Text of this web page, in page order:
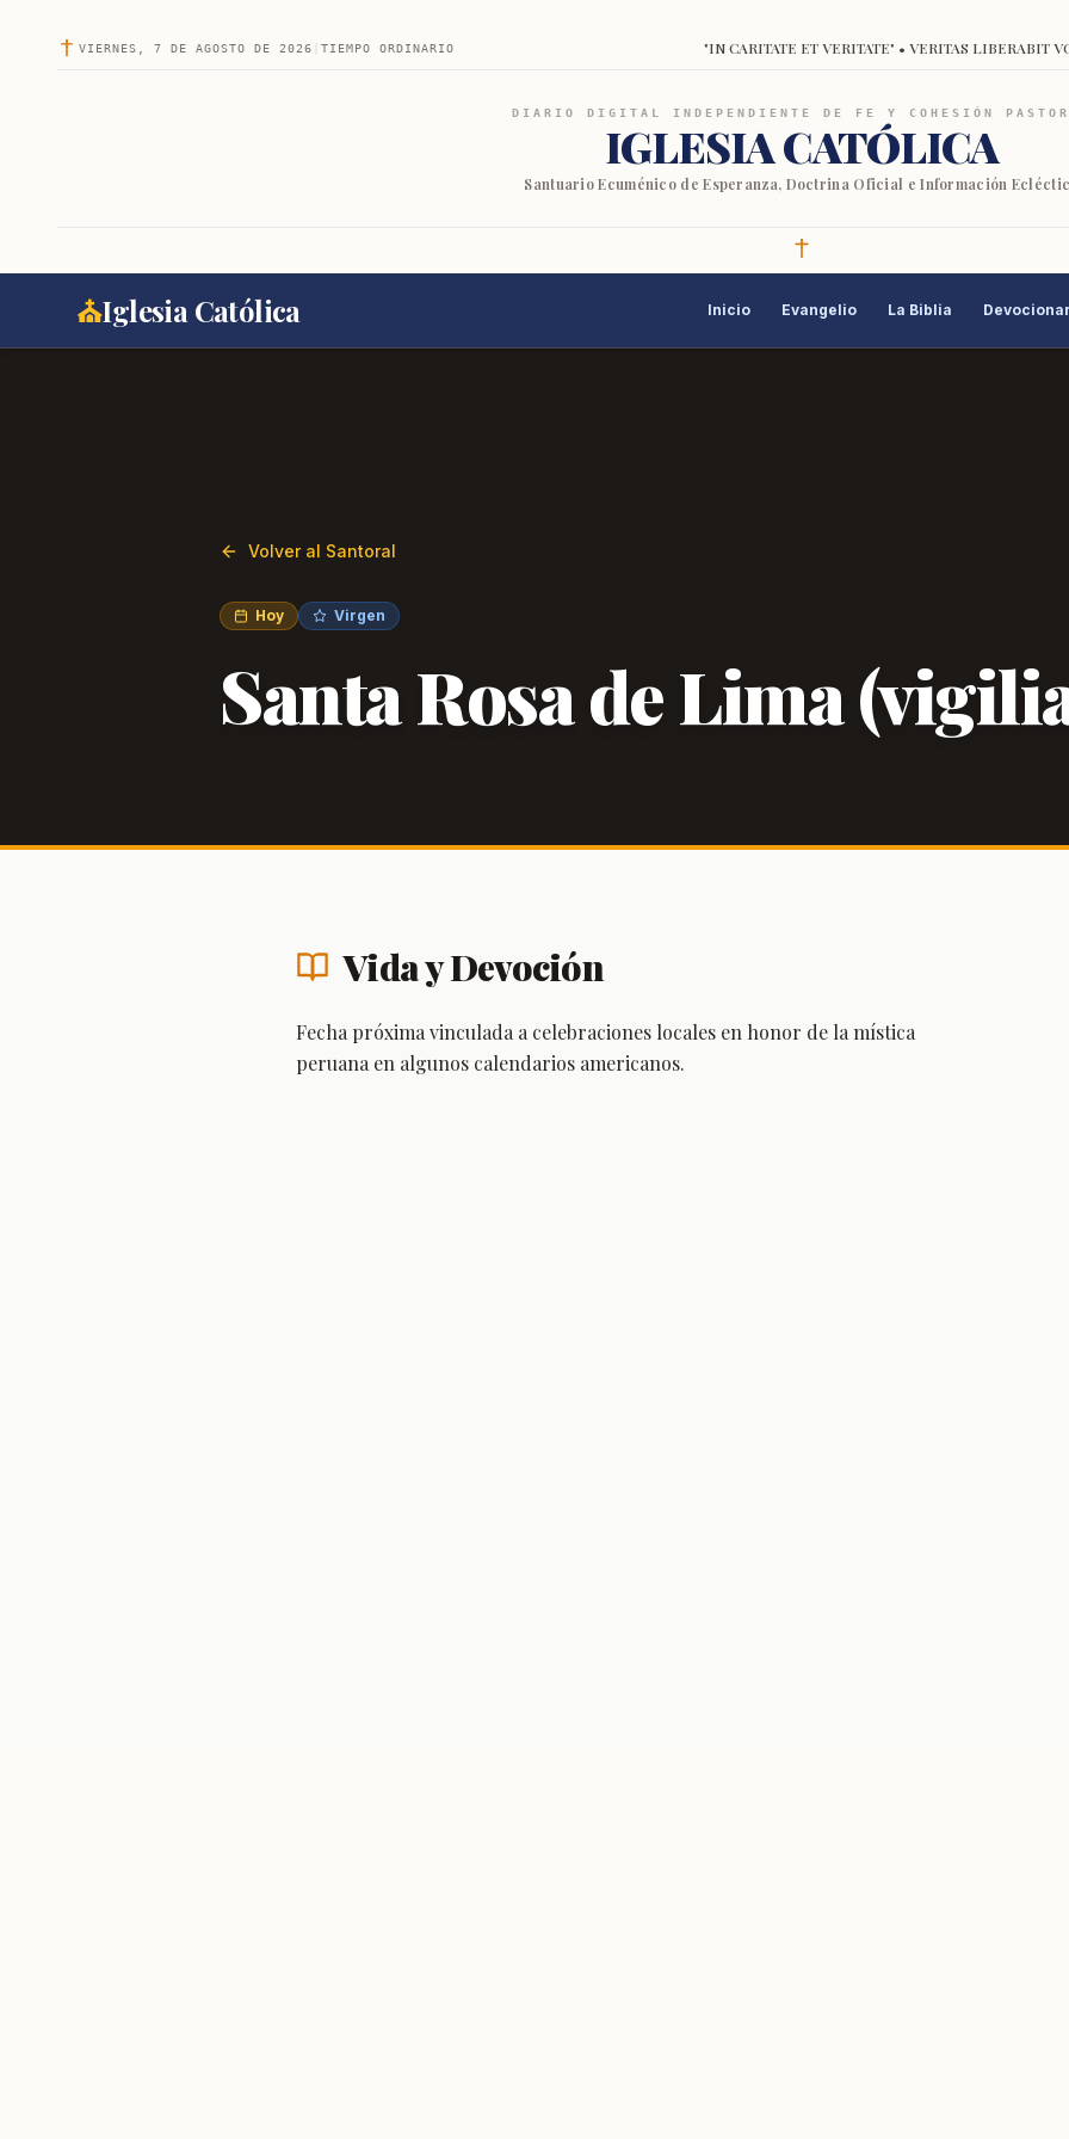
VIERNES, 7 DE AGOSTO DE 2026 TIEMPO ORDINARIO "IN CARITATE ET VERITATE" • VERITAS LIBERABIT
DIARIO DIGITAL INDEPENDIENTE DE FE Y COHESIÓN
IGLESIA CATÓLICA
Santuario Ecuménico de Esperanza, Doctrina Oficial e Información
⛪Iglesia Católica Inicio Evangelio La Biblia
Volver al Santoral
Hoy Virgen
Santa Rosa de Lima
Vida y Devoción
Fecha próxima vinculada a celebraciones locales en honor de la mística
peruana en algunos calendarios americanos.